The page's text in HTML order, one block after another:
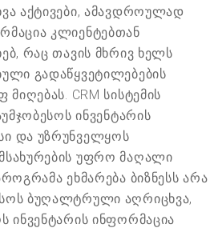
აქტივები, ამავდროულად
კლიენტებთან
რაც თავის მხრივ ხელს
გადაწყვეტილებების
CRM სისტემის
ინვენტარის
და უზრუნველყოს
უფრო მაღალი
ეხმარება ბიზნესს არა
ბუღალტრული აღრიცხვა,
ინვენტარის ინფორმაცია